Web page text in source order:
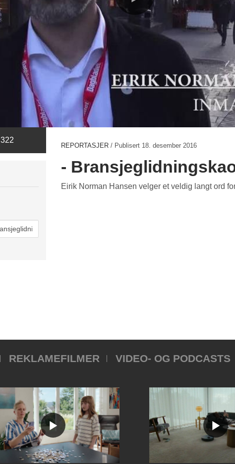
322
REPORTASJER / Publisert 18. desember 2016
-
Eirik Norman Hansen velger et veldig langt ord
REKLAMEFILMER VIDEO- OG PODCASTS